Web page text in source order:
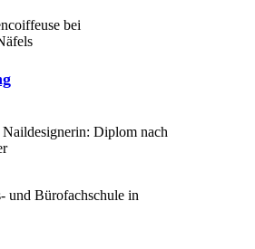
bei
Diplom nach
und Bürofachschule in